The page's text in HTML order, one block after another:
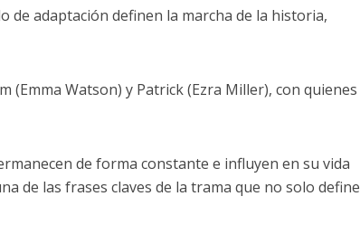
de adaptación definen la marcha de la historia,
(Emma Watson) y Patrick (Ezra Miller), con quienes
de forma constante e influyen en su vida
de las frases claves de la trama que no solo define